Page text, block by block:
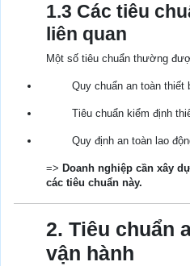
1.3 Các tiêu
liên quan
Một số tiêu chuẩn thường
Quy chuẩn an toàn thiết
Tiêu chuẩn kiểm định
Quy định an toàn lao
=> Doanh nghiệp cần xây
các tiêu chuẩn này.
2. Tiêu chuẩn
vận hành